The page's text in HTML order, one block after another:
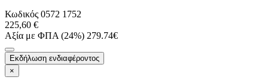
Κωδικός 0572 1752
225,60 €
Αξία με ΦΠΑ (24%) 279.74€
Εκδήλωση ενδιαφέροντος
×